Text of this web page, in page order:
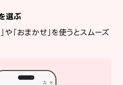
選ぶ
や「おまかせ」を使うとスムーズ